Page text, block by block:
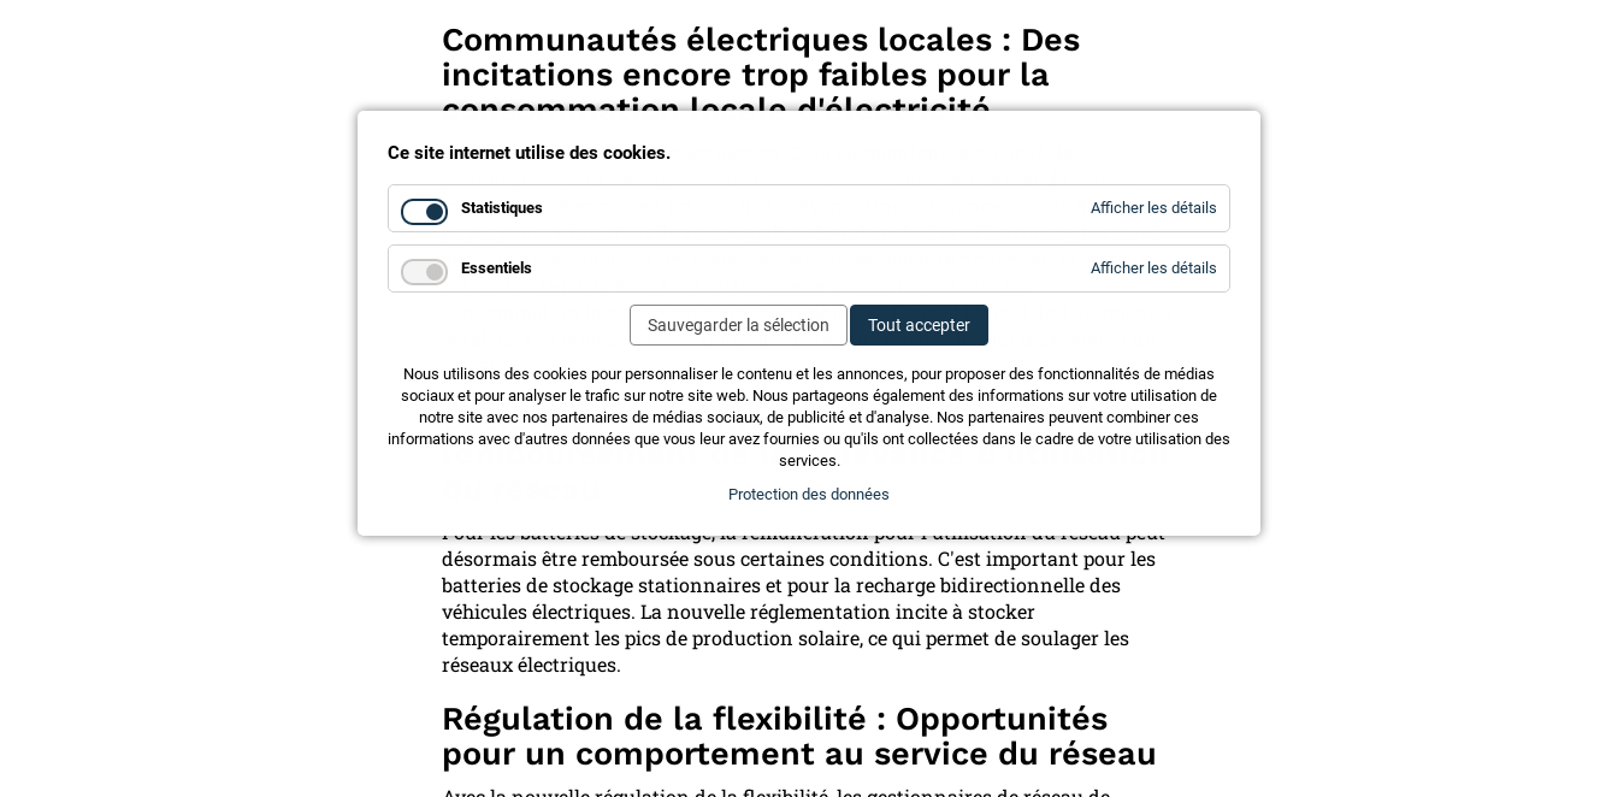
Communautés électriques locales : Des
incitations encore trop faibles pour la
consommation locale d'électricité
Les communautés électriques locales (CEL) augmentent la sécurité de
planification pour les exploitants d'installations : elles permettent de vendre
localement l'électricité à un prix fixe convenu. Une redevance réduite doit être
payée pour l'utilisation du réseau public. Le rabais fixé est désormais plus élevé
que lors de la consultation, mais avec 40%, il est toujours nettement inférieur au
maximum légal de 60%. Swissolar regrette que les incitations à la
consommation locale soient ainsi trop faibles. Le Conseil fédéral doit augmenter
le rabais à la prochaine occasion, afin de réduire ainsi le besoin d'extension du
réseau.
Batteries : de meilleures conditions grâce au
remboursement de la redevance d'utilisation
Pour les batteries de stockage, la rémunération pour l'utilisation du réseau peut
désormais être remboursée sous certaines conditions. C'est important pour les
batteries de stockage stationnaires et pour la recharge bidirectionnelle des
véhicules électriques. La nouvelle réglementation incite à stocker
temporairement les pics de production solaire, ce qui permet de soulager les
réseaux électriques.
Régulation de la flexibilité : Opportunités
pour un comportement au service du réseau
Ce site internet utilise des cookies.
Statistiques Afficher les détails
Essentiels Afficher les détails
Sauvegarder la sélection Tout accepter
Nous utilisons des cookies pour personnaliser le contenu et les annonces, pour proposer des fonctionnalités de médias
sociaux et pour analyser le trafic sur notre site web. Nous partageons également des informations sur votre utilisation de
notre site avec nos partenaires de médias sociaux, de publicité et d'analyse. Nos partenaires peuvent combiner ces
informations avec d'autres données que vous leur avez fournies ou qu'ils ont collectées dans le cadre de votre utilisation des
services.
Protection des données